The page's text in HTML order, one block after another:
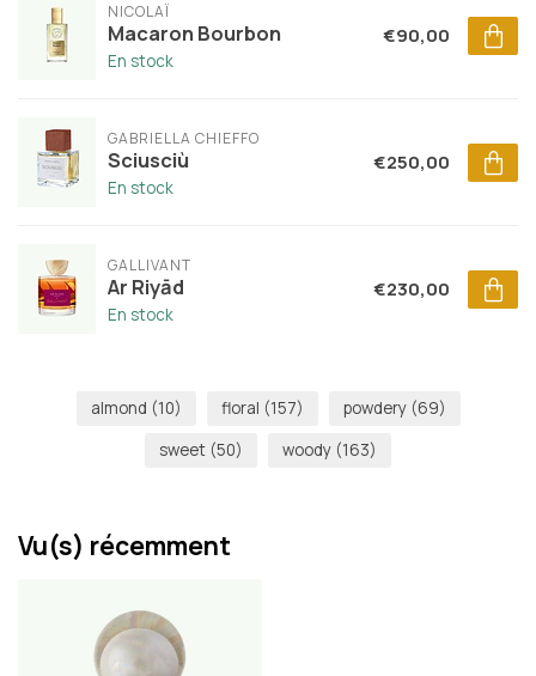
NICOLAÏ
Macaron Bourbon
En stock
€90,00
GABRIELLA CHIEFFO
Sciusciù
En stock
€250,00
GALLIVANT
Ar Riyād
En stock
€230,00
almond (10) floral (157) powdery (69)
sweet (50) woody (163)
Vu(s) récemment